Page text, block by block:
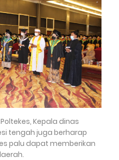
Kepala dinas
tengah juga berharap
palu dapat memberikan